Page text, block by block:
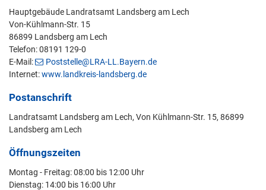
Hauptgebäude Landratsamt Landsberg am Lech
Von-Kühlmann-Str. 15
86899 Landsberg am Lech
Telefon: 08191 129-0
E-Mail:
Poststelle@LRA-LL.Bayern.de
Internet:www.landkreis-landsberg.de
Postanschrift
Landratsamt Landsberg am Lech, Von Kühlmann-Str. 15, 86899
Landsberg am Lech
Öffnungszeiten
Montag - Freitag: 08:00 bis 12:00 Uhr
Dienstag: 14:00 bis 16:00 Uhr